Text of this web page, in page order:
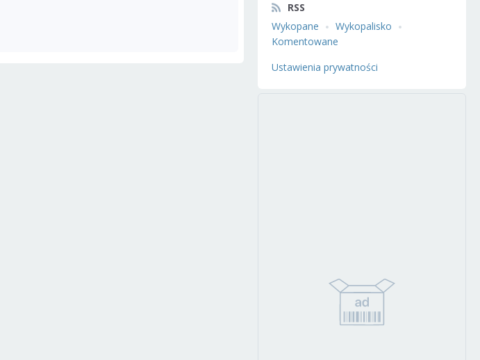
RSS
Wykopane
Wykopalisko
Komentowane
Ustawienia prywatności